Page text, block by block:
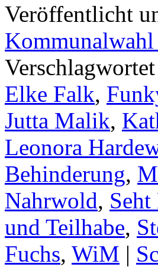
Veröffentlicht
Elke Falk,
Jutta Malik,
Leonora
Behinderung,
Nahrwold,
und Teilhabe,
Fuchs, WiM |